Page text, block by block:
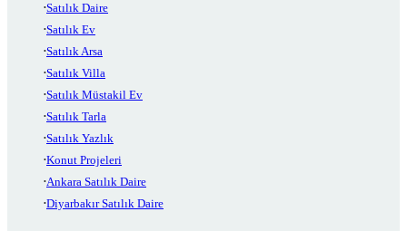
Satılık Daire
Satılık Ev
Satılık Arsa
Satılık Villa
Satılık Müstakil Ev
Satılık Tarla
Satılık Yazlık
Konut Projeleri
Ankara Satılık Daire
Diyarbakır Satılık Daire